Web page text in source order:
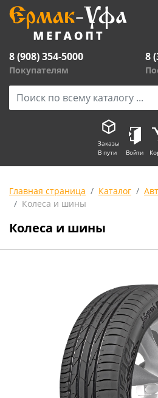
8 (908) 354-5000
Покупателям
8
Заказы
В пути
Войти
Главная страница Каталог
Колеса и шины
Колеса и шины